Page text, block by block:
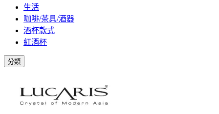
生活
咖啡/茶具/酒器
酒杯款式
紅酒杯
分類